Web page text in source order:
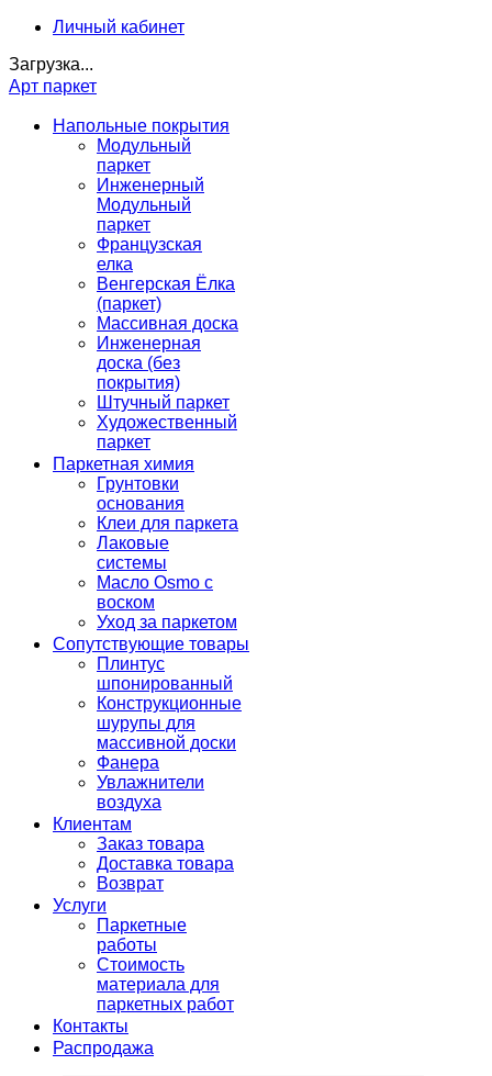
Личный кабинет
Загрузка...
Арт паркет
Напольные покрытия
Модульный
паркет
Инженерный
Модульный
паркет
Французская
елка
Венгерская Ёлка
(паркет)
Массивная доска
Инженерная
доска (без
покрытия)
Штучный паркет
Художественный
паркет
Паркетная химия
Грунтовки
основания
Клеи для паркета
Лаковые
системы
Масло Osmo с
воском
Уход за паркетом
Сопутствующие товары
Плинтус
шпонированный
Конструкционные
шурупы для
массивной доски
Фанера
Увлажнители
воздуха
Клиентам
Заказ товара
Доставка товара
Возврат
Услуги
Паркетные
работы
Стоимость
материала для
паркетных работ
Контакты
Распродажа